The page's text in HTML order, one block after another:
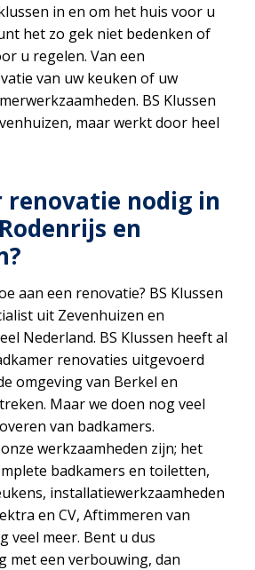
in en om het huis voor u
het zo gek niet bedenken of
u regelen. Van een
van uw keuken of uw
BS Klussen
maar werkt door heel
renovatie nodig in
en
aan een renovatie? BS Klussen
uit Zevenhuizen en
Nederland. BS Klussen heeft al
renovaties uitgevoerd
omgeving van Berkel en
Maar we doen nog veel
van badkamers.
werkzaamheden zijn; het
badkamers en toiletten,
installatiewerkzaamheden
en CV, Aftimmeren van
veel meer. Bent u dus
met een verbouwing, dan